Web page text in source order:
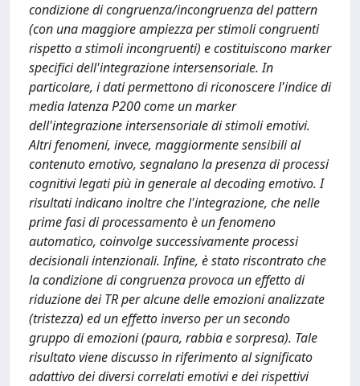
condizione di congruenza/incongruenza del pattern
(con una maggiore ampiezza per stimoli congruenti
rispetto a stimoli incongruenti) e costituiscono marker
specifici dell'integrazione intersensoriale. In
particolare, i dati permettono di riconoscere l'indice di
media latenza P200 come un marker
dell'integrazione intersensoriale di stimoli emotivi.
Altri fenomeni, invece, maggiormente sensibili al
contenuto emotivo, segnalano la presenza di processi
cognitivi legati più in generale al decoding emotivo. I
risultati indicano inoltre che l'integrazione, che nelle
prime fasi di processamento è un fenomeno
automatico, coinvolge successivamente processi
decisionali intenzionali. Infine, è stato riscontrato che
la condizione di congruenza provoca un effetto di
riduzione dei TR per alcune delle emozioni analizzate
(tristezza) ed un effetto inverso per un secondo
gruppo di emozioni (paura, rabbia e sorpresa). Tale
risultato viene discusso in riferimento al significato
adattivo dei diversi correlati emotivi e dei rispettivi